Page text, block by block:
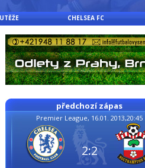
CHELSEA FC
předchozí zápas
Premier League, 16.01. 2013,20:45
2:2